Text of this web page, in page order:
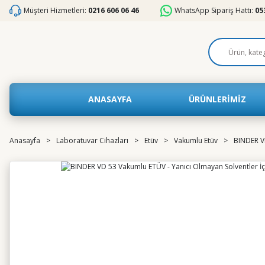
Müşteri Hizmetleri: 0216 606 06 46 WhatsApp Sipariş Hattı:
ANASAYFA ÜRÜNLERİMİZ
Anasayfa Laboratuvar Cihazları Etüv Vakumlu Etüv BINDER